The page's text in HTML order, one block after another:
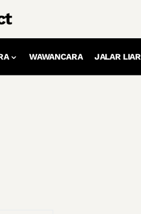
WAWANCARA JALAR LIAR